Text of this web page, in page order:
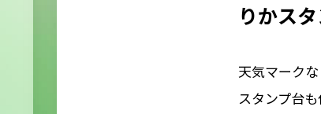
りかス
天気マーク
スタンプ台